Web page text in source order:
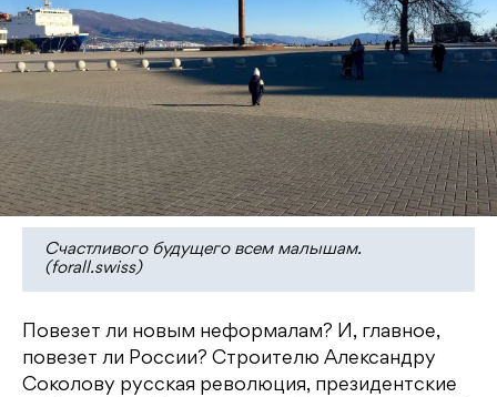
Счастливого будущего всем малышам.
(forall.swiss)
Повезет ли новым неформалам? И, главное,
повезет ли России? Строителю Александру
Соколову русская революция, президентские